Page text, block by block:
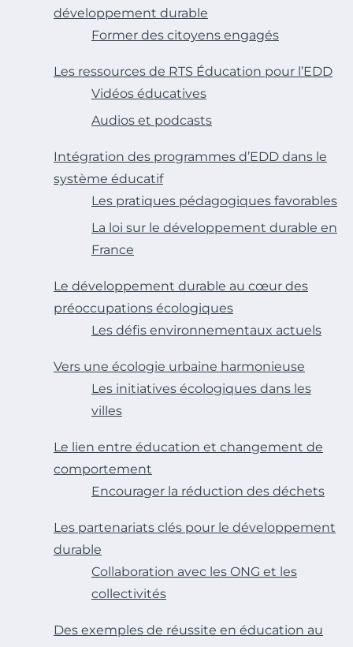
développement durable
Former des citoyens engagés
Les ressources de RTS Éducation pour l’EDD
Vidéos éducatives
Audios et podcasts
Intégration des programmes d’EDD dans le
système éducatif
Les pratiques pédagogiques favorables
La loi sur le développement durable en
France
Le développement durable au cœur des
préoccupations écologiques
Les défis environnementaux actuels
Vers une écologie urbaine harmonieuse
Les initiatives écologiques dans les
villes
Le lien entre éducation et changement de
comportement
Encourager la réduction des déchets
Les partenariats clés pour le développement
durable
Collaboration avec les ONG et les
collectivités
Des exemples de réussite en éducation au